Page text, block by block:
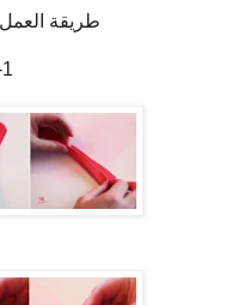
طريقة
1- الوردة: